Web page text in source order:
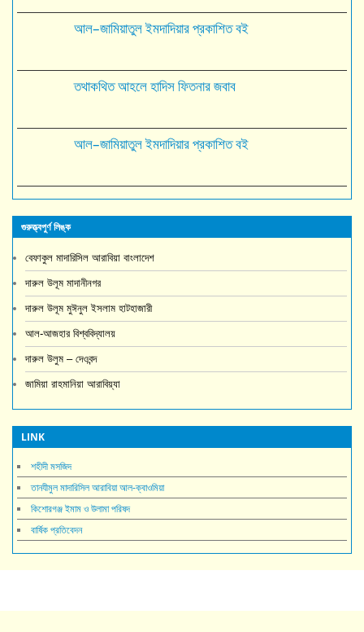
আল–জামিয়াতুল ইমদাদিয়ার প্রকাশিত বই
তথাকথিত আহলে হাদিস ফিতনার জবাব
আল–জামিয়াতুল ইমদাদিয়ার প্রকাশিত বই
গুরুত্ত্বপুর্ণ লিঙ্ক
বেফাকুল মাদারিসিল আরাবিয়া বাংলাদেশ
দারুল উলূম মাদানীনগর
দারুল উলূম মুঈনুল ইসলাম হাটহাজারী
আল-আজহার বিশ্ববিদ্যালয়
দারুল উলুম – দেওবন্দ
জামিয়া রাহমানিয়া আরাবিয়্যা
LINK
শহীদী মসজিদ
তানযীমুল মাদারিসিল আরাবিয়া আল-ক্বাওমিয়া
কিশোরগঞ্জ ইমাম ও উলামা পরিষদ
বার্ষিক প্রতিবেদন